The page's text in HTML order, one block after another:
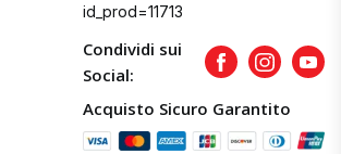
id_prod=11713
Condividi sui
Social:
FacebookInstagram
Acquisto Sicuro Garantito